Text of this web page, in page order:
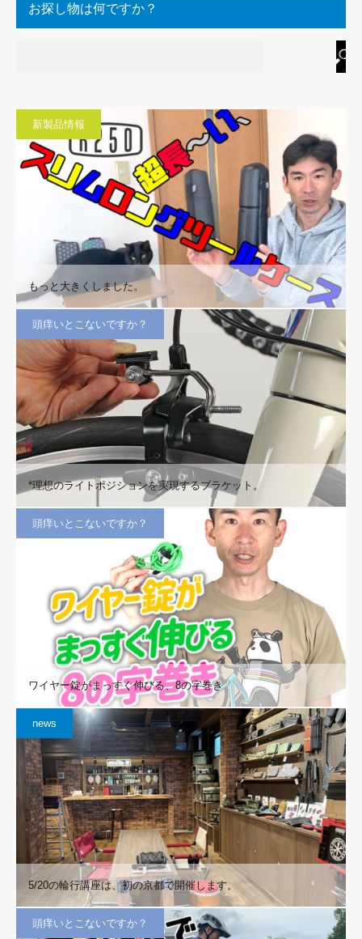
お探し物は何ですか？
新製品情報
もっと大きくしました。
頭痒いとこないですか？
*理想のライトポジションを実現するブラケット。
頭痒いとこないですか？
ワイヤー錠がまっすぐ伸びる、8の字巻き
news
5/20の輪行講座は、初の京都で開催します。
頭痒いとこないですか？